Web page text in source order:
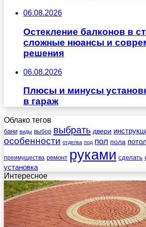
06.08.2026
Остекление балконов в
сложные нюансы и
решения
06.08.2026
Плюсы и минусы
в гараж
Облако тегов
бани виды выбор выбрать двери
особенности отделка под пол пола
преимущества ремонт руками сделать
установка
Интересное